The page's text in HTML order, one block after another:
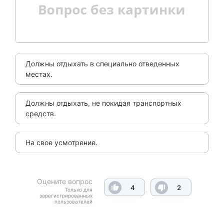
Должны отдыхать в специально отведенных
местах.
Должны отдыхать, не покидая транспортных
средств.
На свое усмотрение.
Оцените вопрос
Только для
зарегистрированных
пользователей
4 2